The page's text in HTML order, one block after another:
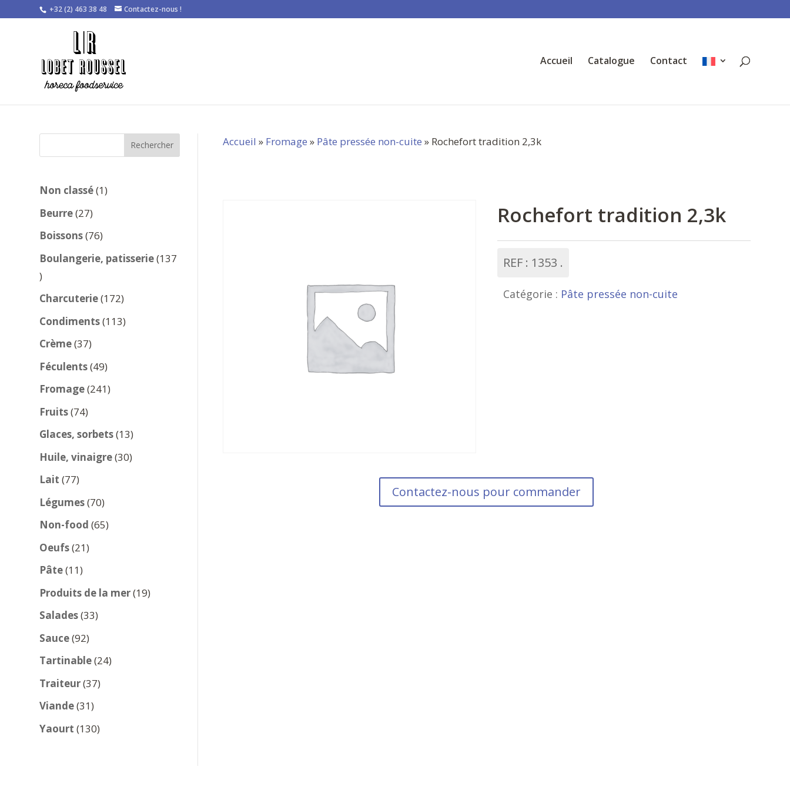
+32 (2) 463 38 48 Contactez-nous !
Accueil Catalogue Contact
Rechercher
Non classé 11
Beurre 2727
produits
Boissons 7676
produits
Boulangerie, patisserie 137
137
produits
Charcuterie 172172
produits
Condiments 113113
Crème 3737
produits
Féculents 4949
produits
Fromage 241241
Fruits 7474
produits
Glaces, sorbets 1313
produits
Huile, vinaigre 3030
Lait 7777
produits
Légumes 7070
produits
Non-food 6565
Oeufs 2121
Pâte 1111
produits
Produits de la mer 1919
Salades 3333
Sauce 9292
produits
Tartinable 2424
Traiteur 3737
Viande 3131
produits
Yaourt 130130
Accueil » Fromage » Pâte pressée non-cuite » Rochefort tradition 2,3k
Rochefort tradition 2,3k
REF : 1353
Catégorie : Pâte pressée non-cuite
Contactez-nous pour commander